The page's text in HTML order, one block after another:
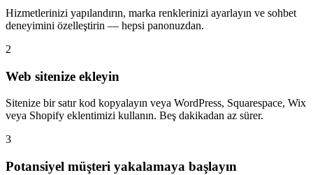
Hizmetlerinizi yapılandırın, marka renklerinizi ayarlayın ve sohbet
deneyimini özelleştirin — hepsi panonuzdan.
2
Web sitenize ekleyin
Sitenize bir satır kod kopyalayın veya WordPress, Squarespace, Wix
veya Shopify eklentimizi kullanın. Beş dakikadan az sürer.
3
Potansiyel müşteri yakalamaya başlayın